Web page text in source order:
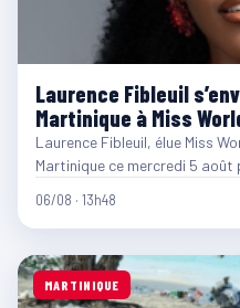
Laurence Fibleuil
Martinique à Miss
Laurence Fibleuil, élue Miss
Martinique ce mercredi 5
06/08 · 13h48
MARTINIQUE